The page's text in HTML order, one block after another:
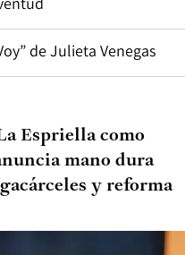
de Julieta Venegas
Espriella como
mano dura
y reforma